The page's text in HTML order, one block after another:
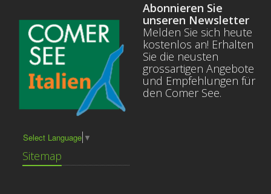
Select Language ▼
Sitemap
Abonnieren Sie
unseren Newsletter
Melden Sie sich heute
kostenlos an! Erhalten
Sie die neusten
grossartigen Angebote
und Empfehlungen für
den Comer See.